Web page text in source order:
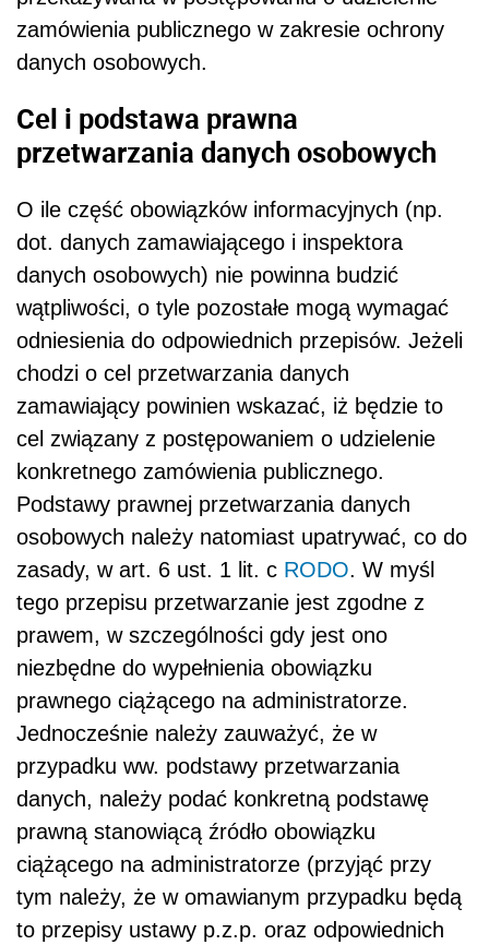
zamówienia publicznego w zakresie ochrony
danych osobowych.
Cel i podstawa prawna
przetwarzania danych osobowych
O ile część obowiązków informacyjnych (np.
dot. danych zamawiającego i inspektora
danych osobowych) nie powinna budzić
wątpliwości, o tyle pozostałe mogą wymagać
odniesienia do odpowiednich przepisów. Jeżeli
chodzi o cel przetwarzania danych
zamawiający powinien wskazać, iż będzie to
cel związany z postępowaniem o udzielenie
konkretnego zamówienia publicznego.
Podstawy prawnej przetwarzania danych
osobowych należy natomiast upatrywać, co do
zasady, w art. 6 ust. 1 lit. c RODO. W myśl
tego przepisu przetwarzanie jest zgodne z
prawem, w szczególności gdy jest ono
niezbędne do wypełnienia obowiązku
prawnego ciążącego na administratorze.
Jednocześnie należy zauważyć, że w
przypadku ww. podstawy przetwarzania
danych, należy podać konkretną podstawę
prawną stanowiącą źródło obowiązku
ciążącego na administratorze (przyjąć przy
tym należy, że w omawianym przypadku będą
to przepisy ustawy p.z.p. oraz odpowiednich